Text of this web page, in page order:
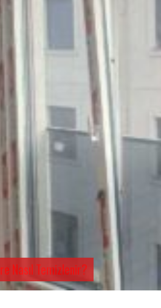
Nasıl Temizlenir?